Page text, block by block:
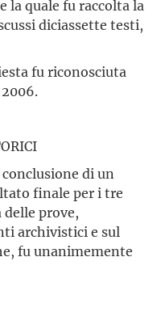
la quale fu raccolta la
diciassette testi,
fu riconosciuta
conclusione di un
finale per i tre
prove,
archivistici e sul
fu unanimemente